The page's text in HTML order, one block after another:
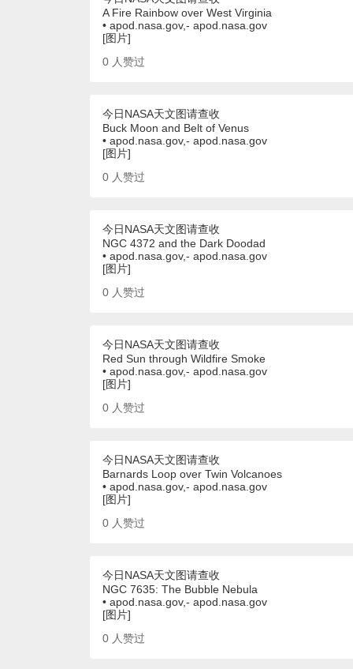
A Fire Rainbow over West Virginia
• apod.nasa.gov,- apod.nasa.gov
[图片]
0 人赞过
今日NASA天文图请查收
Buck Moon and Belt of Venus
• apod.nasa.gov,- apod.nasa.gov
[图片]
0 人赞过
今日NASA天文图请查收
NGC 4372 and the Dark Doodad
• apod.nasa.gov,- apod.nasa.gov
[图片]
0 人赞过
今日NASA天文图请查收
Red Sun through Wildfire Smoke
• apod.nasa.gov,- apod.nasa.gov
[图片]
0 人赞过
今日NASA天文图请查收
Barnards Loop over Twin Volcanoes
• apod.nasa.gov,- apod.nasa.gov
[图片]
0 人赞过
今日NASA天文图请查收
NGC 7635: The Bubble Nebula
• apod.nasa.gov,- apod.nasa.gov
[图片]
0 人赞过